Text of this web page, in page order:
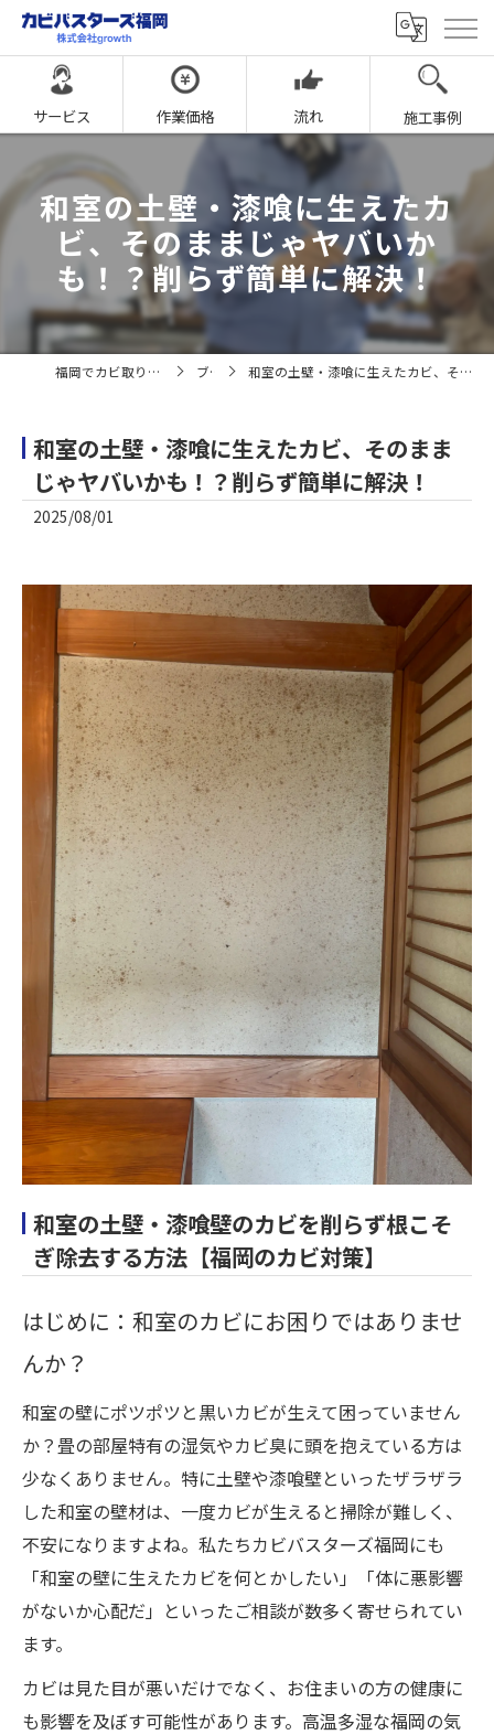
サービス 作業価格 流れ 施工事例
和室の土壁・漆喰に生えたカ
ビ、そのままじゃヤバいか
も！？削らず簡単に解決！
福岡でカビ取りならカビバスターズ福岡 ブログ 和室の土壁・漆喰に生えたカビ、そのままじゃヤバいかも！？削らず簡単に解決！
和室の土壁・漆喰に生えたカビ、そのまま
じゃヤバいかも！？削らず簡単に解決！
2025/08/01
和室の土壁・漆喰壁のカビを削らず根こそ
ぎ除去する方法【福岡のカビ対策】
はじめに：和室のカビにお困りではありませ
んか？
和室の壁にポツポツと黒いカビが生えて困っていません
か？畳の部屋特有の湿気やカビ臭に頭を抱えている方は
少なくありません。特に土壁や漆喰壁といったザラザラ
した和室の壁材は、一度カビが生えると掃除が難しく、
不安になりますよね。私たちカビバスターズ福岡にも
「和室の壁に生えたカビを何とかしたい」「体に悪影響
がないか心配だ」といったご相談が数多く寄せられてい
ます。
カビは見た目が悪いだけでなく、お住まいの方の健康に
も影響を及ぼす可能性があります。高温多湿な福岡の気